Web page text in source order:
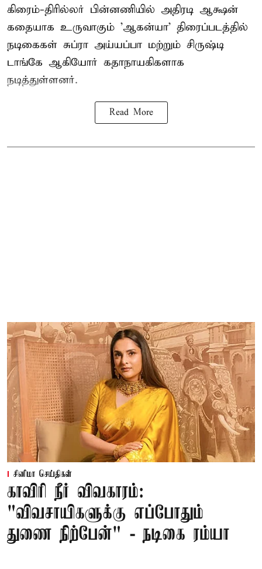
கிரைம்-திரில்லர் பின்னணியில் அதிரடி ஆக்ஷன்
கதையாக உருவாகும் 'ஆகன்யா' திரைப்படத்தில்
நடிகைகள் சுப்ரா அய்யப்பா மற்றும் சிருஷ்டி
டாங்கே ஆகியோர் கதாநாயகிகளாக
நடித்துள்ளனர்.
Read More
சினிமா செய்திகள்
காவிரி நீர் விவகாரம்:
"விவசாயிகளுக்கு எப்போதும்
துணை நிற்பேன்" - நடிகை ரம்யா